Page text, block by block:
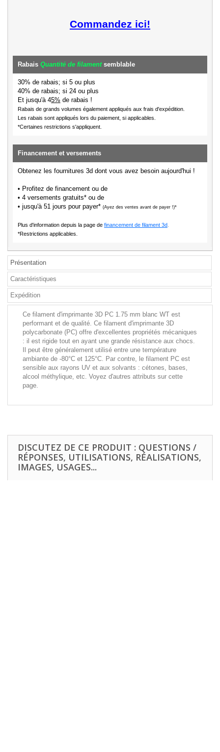
Commandez ici!
Rabais Quantité de filamentsemblable
30% de rabais; si 5 ou plus
40% de rabais; si 24 ou plus
Et jusqu'à 45% de rabais !
Rabais de grands volumes également appliqués aux frais d'expédition.
Les rabais sont appliqués lors du paiement, si applicables.
*Certaines restrictions s'appliquent.
Financement et versements
Obtenez les fournitures 3d dont vous avez besoin aujourd'hui !
• Profitez de financement ou de
• 4 versements gratuits* ou de
• jusqu'à 51 jours pour payer* (Ayez des ventes avant de payer !)*
Plus d'information depuis la page de financement de filament 3d
*Restrictions applicables.
Présentation
Caractéristiques
Expédition
Ce filament d'imprimante 3D PC 1.75 mm blanc WT est
performant et de qualité. Ce filament d'imprimante 3D
polycarbonate (PC) offre d'excellentes propriétés mécaniques
: il est rigide tout en ayant une grande résistance aux chocs.
Il peut être généralement utilisé entre une température
ambiante de -80°C et 125°C. Par contre, le filament PC est
sensible aux rayons UV et aux solvants : cétones, bases,
alcool méthylique, etc. Voyez d'autres attributs sur cette
page.
DISCUTEZ DE CE PRODUIT : QUESTIONS /
RÉPONSES, UTILISATIONS, RÉALISATIONS,
IMAGES, USAGES...